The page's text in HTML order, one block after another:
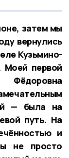
затем мы
вернулись
Кузьмино-
Моей первой
Фёдоровна
— была на
путь. На
и
не просто